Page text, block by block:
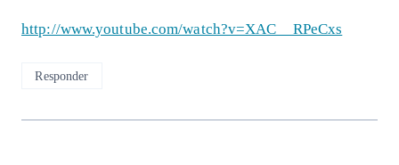
http://www.youtube.com/watch?v=XAC__RPeCxs
Responder